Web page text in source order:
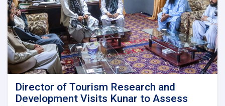
Director of Tourism Research and
Development Visits Kunar to Assess